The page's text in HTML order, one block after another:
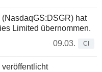
hat
Limited übernommen.
09.03.
CI